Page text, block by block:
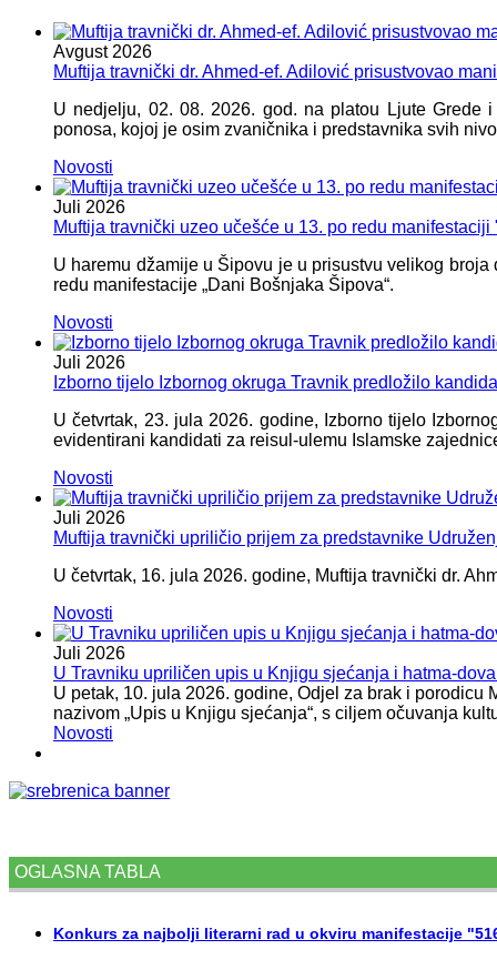
Avgust 2026
Muftija travnički dr. Ahmed-ef. Adilović prisustvovao
U nedjelju, 02. 08. 2026. god. na platou Ljute
ponosa, kojoj je osim zvaničnika i predstavnika svih
Novosti
Juli 2026
Muftija travnički uzeo učešće u 13. po redu
U haremu džamije u Šipovu je u prisustvu velikog
redu manifestacije „Dani Bošnjaka Šipova“.
Novosti
Juli 2026
Izborno tijelo Izbornog okruga Travnik predložilo
U četvrtak, 23. jula 2026. godine, Izborno tijelo
evidentirani kandidati za reisul-ulemu Islamske
Novosti
Juli 2026
Muftija travnički upriličio prijem za predstavnike
U četvrtak, 16. jula 2026. godine, Muftija travnički dr.
Novosti
Juli 2026
U Travniku upriličen upis u Knjigu sjećanja i hatma-
U petak, 10. jula 2026. godine, Odjel za brak i
nazivom „Upis u Knjigu sjećanja“, s ciljem očuvanja
Novosti
OGLASNA TABLA
Konkurs za najbolji literarni rad u okviru manifestacije